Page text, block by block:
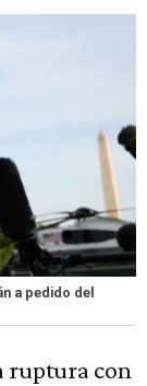
a pedido del
ruptura con